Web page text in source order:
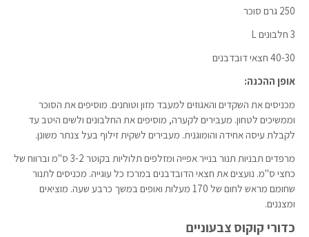
250 גרם סוכר
3 חלבונים L
40-30 חצאי דובדבנים
אופן ההכנה:
מכניסים את השקדים והאגוזים למעבד מזון וטוחנים. מוסיפים את הסוכר
וממשיכים לטחון. מעבירים לקערה, מוסיפים את החלבונים ולשים היטב עד
לקבלת עיסה אחידה והומוגנית. מעבירים לשקית זילוף בעל צנתר משונן.
מרפדים תבניות תנור בנייר אפייה ומזלפים תלוליות בקוטר 3-2 ס"מ וברווח של
כחצי ס"מ. נועצים את חצאי הדובדבנים במרכז כל עוגייה. מכניסים לתנור
שחומם מראש לחום של 170 מעלות ואופים במשך כרבע שעה. מוציאים
ומצננים.
כדורי קוקוס צבעוניים